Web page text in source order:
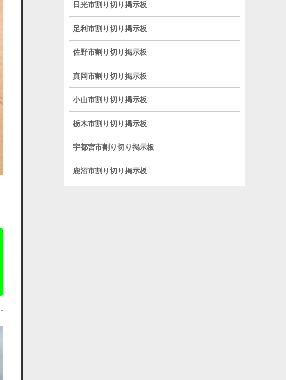
日光市割り切り掲示板
足利市割り切り掲示板
佐野市割り切り掲示板
真岡市割り切り掲示板
小山市割り切り掲示板
栃木市割り切り掲示板
宇都宮市割り切り掲示板
鹿沼市割り切り掲示板